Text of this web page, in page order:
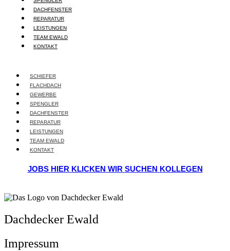
DACHFENSTER
REPARATUR
LEISTUNGEN
TEAM EWALD
KONTAKT
SCHIEFER
FLACHDACH
GEWERBE
SPENGLER
DACHFENSTER
REPARATUR
LEISTUNGEN
TEAM EWALD
KONTAKT
JOBS HIER KLICKEN WIR SUCHEN KOLLEGEN
Dachdecker Ewald
Impressum